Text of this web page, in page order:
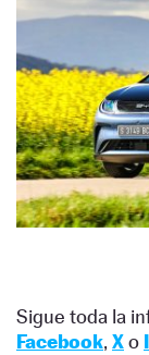
Sigue toda la
Facebook, Xo